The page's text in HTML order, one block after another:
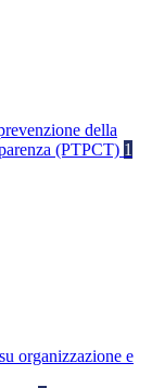
della
(PTPCT) 1
organizzazione e